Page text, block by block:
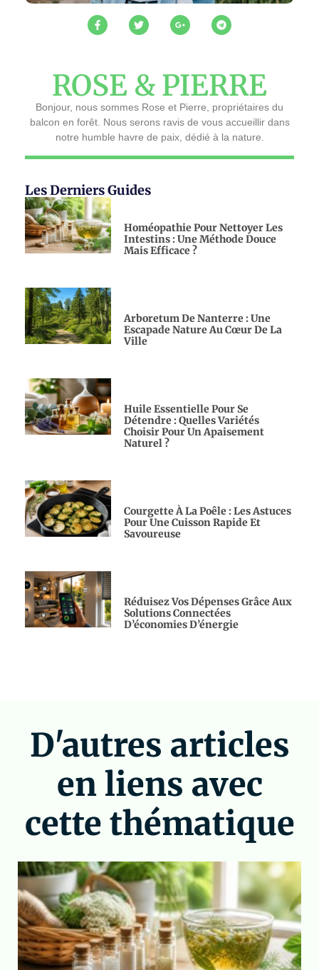
ROSE & PIERRE
Bonjour, nous sommes Rose et Pierre, propriétaires du
balcon en forêt. Nous serons ravis de vous accueillir dans
notre humble havre de paix, dédié à la nature.
Les Derniers Guides
Homéopathie Pour Nettoyer Les
Intestins : Une Méthode Douce
Mais Efficace ?
Arboretum De Nanterre : Une
Escapade Nature Au Cœur De La
Ville
Huile Essentielle Pour Se
Détendre : Quelles Variétés
Choisir Pour Un Apaisement
Naturel ?
Courgette À La Poêle : Les Astuces
Pour Une Cuisson Rapide Et
Savoureuse
Réduisez Vos Dépenses Grâce Aux
Solutions Connectées
D’économies D’énergie
D'autres articles
en liens avec
cette thématique